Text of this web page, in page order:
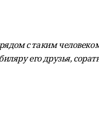
с таким
его друзья,